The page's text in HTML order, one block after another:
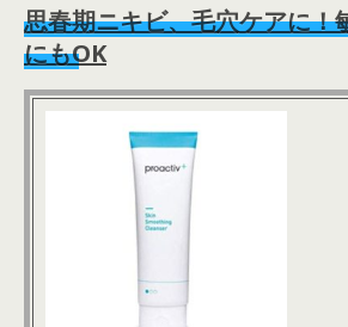
思春期ニキビ、毛穴ケアに！
にもOK